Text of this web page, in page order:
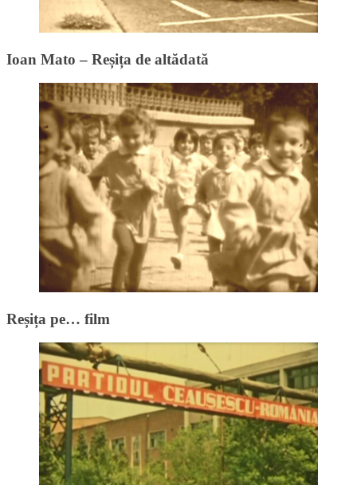
Ioan Mato – Reșița de altădată
Reșița pe… film